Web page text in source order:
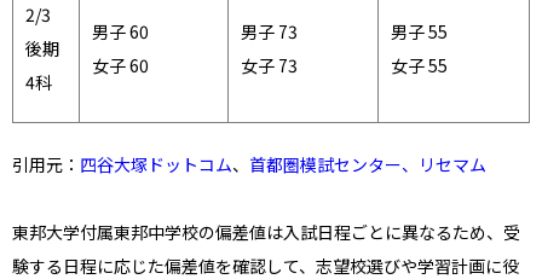
2/3
後期
4科
男子 60
女子 60
男子 73
女子 73
男子 55
女子 55
引用元： 四谷大塚ドットコム、 首都圏模試センター、 リセマム
東邦大学付属東邦中学校の偏差値は入試日程ごとに異なるため、受
験する日程に応じた偏差値を確認して、志望校選びや学習計画に役